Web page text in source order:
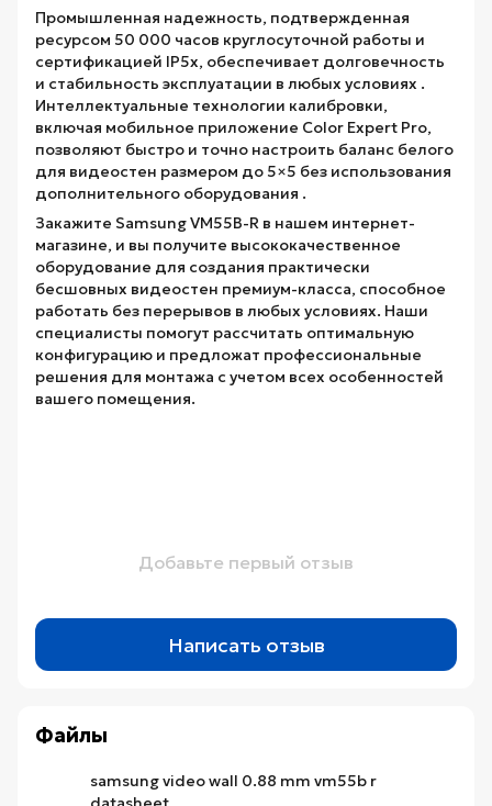
Промышленная надежность, подтвержденная
ресурсом 50 000 часов круглосуточной работы и
сертификацией IP5x, обеспечивает долговечность
и стабильность эксплуатации в любых условиях .
Интеллектуальные технологии калибровки,
включая мобильное приложение Color Expert Pro,
позволяют быстро и точно настроить баланс белого
для видеостен размером до 5×5 без использования
дополнительного оборудования .
Закажите Samsung VM55B-R в нашем интернет-
магазине, и вы получите высококачественное
оборудование для создания практически
бесшовных видеостен премиум-класса, способное
работать без перерывов в любых условиях. Наши
специалисты помогут рассчитать оптимальную
конфигурацию и предложат профессиональные
решения для монтажа с учетом всех особенностей
вашего помещения.
Добавьте первый отзыв
Написать отзыв
Файлы
samsung video wall 0.88 mm vm55b r